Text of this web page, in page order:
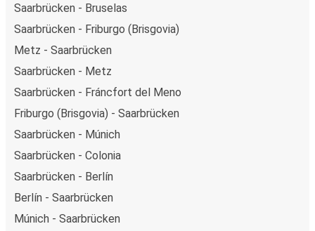
Saarbrücken - Bruselas
Saarbrücken - Friburgo (Brisgovia)
Metz - Saarbrücken
Saarbrücken - Metz
Saarbrücken - Fráncfort del Meno
Friburgo (Brisgovia) - Saarbrücken
Saarbrücken - Múnich
Saarbrücken - Colonia
Saarbrücken - Berlín
Berlín - Saarbrücken
Múnich - Saarbrücken